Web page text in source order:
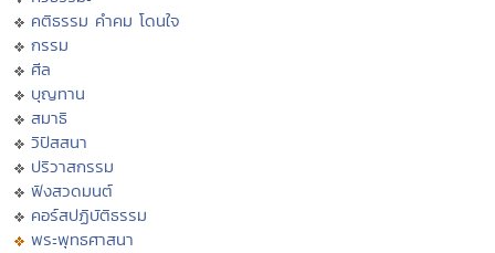
คติธรรม คำคม โดนใจ
กรรม
ศีล
บุญทาน
สมาธิ
วิปัสสนา
ปริวาสกรรม
ฟังสวดมนต์
คอร์สปฏิบัติธรรม
พระพุทธศาสนา